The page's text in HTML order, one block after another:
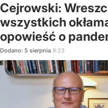
Cejrowski:
wszystkich
opowieść o
Dodano: 5 sierpnia 9:23